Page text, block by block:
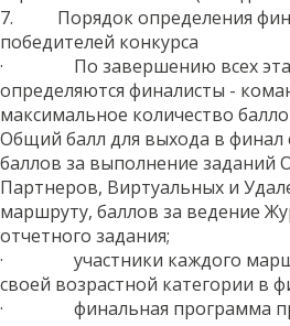
7. Порядок определения
победителей конкурса
· По завершению всех
определяются финалисты -
максимальное количество
Общий балл для выхода в финал
баллов за выполнение заданий
Партнеров, Виртуальных и
маршруту, баллов за ведение
отчетного задания;
· участники каждого
своей возрастной категории в
· финальная программа